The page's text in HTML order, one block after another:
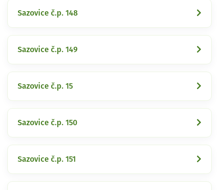
Sazovice č.p. 148
Sazovice č.p. 149
Sazovice č.p. 15
Sazovice č.p. 150
Sazovice č.p. 151